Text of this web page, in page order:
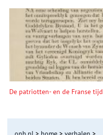
De patriotten- en de Franse tijd